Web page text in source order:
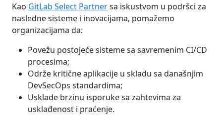
Kao GitLab Select Partnersa iskustvom u podršci za
nasledne sisteme i inovacijama, pomažemo
organizacijama da:
Povežu postojeće sisteme sa savremenim CI/CD
procesima;
Održe kritične aplikacije u skladu sa današnjim
DevSecOps standardima;
Usklade brzinu isporuke sa zahtevima za
usklađenost i praćenje.